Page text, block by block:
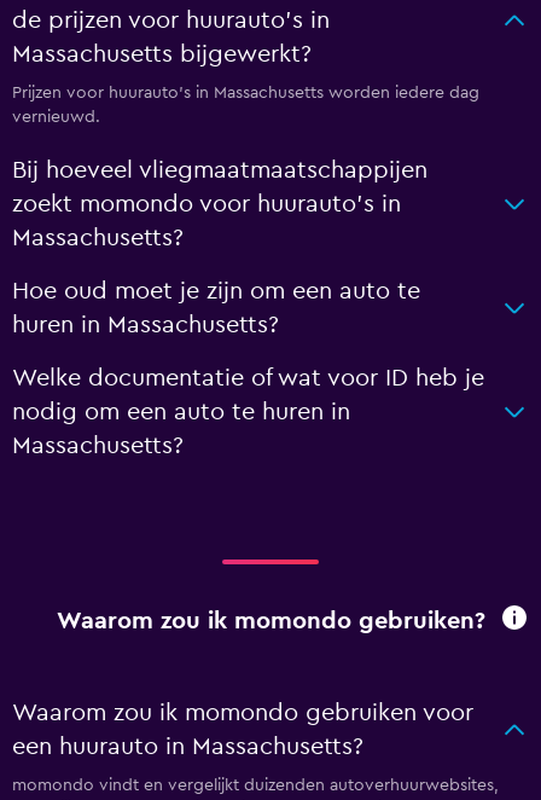
de prijzen voor huurauto's in
Massachusetts bijgewerkt?
Prijzen voor huurauto's in Massachusetts worden iedere dag
vernieuwd.
Bij hoeveel vliegmaatmaatschappijen
zoekt momondo voor huurauto's in
Massachusetts?
Hoe oud moet je zijn om een auto te
huren in Massachusetts?
Welke documentatie of wat voor ID heb je
nodig om een auto te huren in
Massachusetts?
Waarom zou ik momondo gebruiken?
Waarom zou ik momondo gebruiken voor
een huurauto in Massachusetts?
momondo vindt en vergelijkt duizenden autoverhuurwebsites,